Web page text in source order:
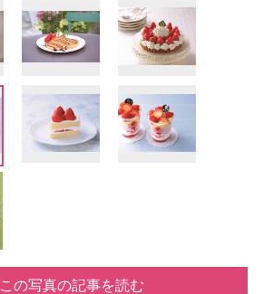
この写真の記事を読む